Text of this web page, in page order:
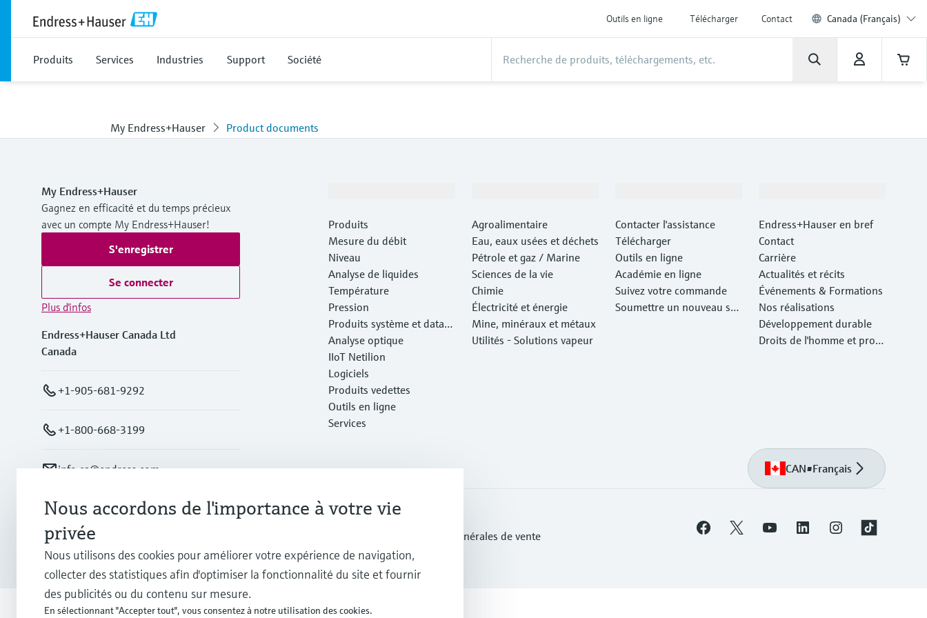
Outils en ligne Télécharger Contact Canada (Français)
Produits Services Industries Support Société
My Endress+Hauser Product documents
My Endress+Hauser
Gagnez en efficacité et du temps précieux
avec un compte My Endress+Hauser!
S'enregistrer
Se connecter
Plus d'infos
Endress+Hauser Canada Ltd
Canada
+1-905-681-9292
+1-800-668-3199
info.ca@endress.com
Produits
Mesure du débit
Niveau
Analyse de liquides
Température
Pression
Produits système et data
managers
Analyse optique
IIoT Netilion
Logiciels
Produits vedettes
Outils en ligne
Services
Agroalimentaire
Eau, eaux usées et déchets
Pétrole et gaz / Marine
Sciences de la vie
Chimie
Électricité et énergie
Mine, minéraux et métaux
Utilités - Solutions vapeur
Contacter l'assistance
Télécharger
Outils en ligne
Académie en ligne
Suivez votre commande
Soumettre un nouveau ser
Endress+Hauser en bref
Contact
Carrière
Actualités et récits
Événements & Formations
Nos réalisations
Développement durable
Droits de l'homme et prote
CAN•Français
Copyright © Endress+Hauser Group Services AG
Mentions légales
Conditions générales de vente
Nous accordons de l'importance à votre vie
privée
Nous utilisons des cookies pour améliorer votre expérience de navigation,
collecter des statistiques afin d'optimiser la fonctionnalité du site et fournir
des publicités ou du contenu sur mesure.
En sélectionnant "Accepter tout", vous consentez à notre utilisation des cookies.